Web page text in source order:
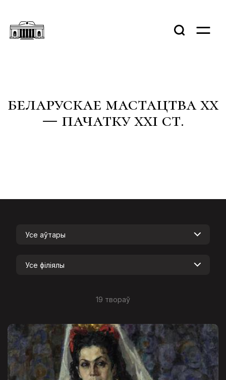
беларускае мастацтва хx
— пачатку xxi ст.
19 твораў
Усе аўтары
Усе філіялы